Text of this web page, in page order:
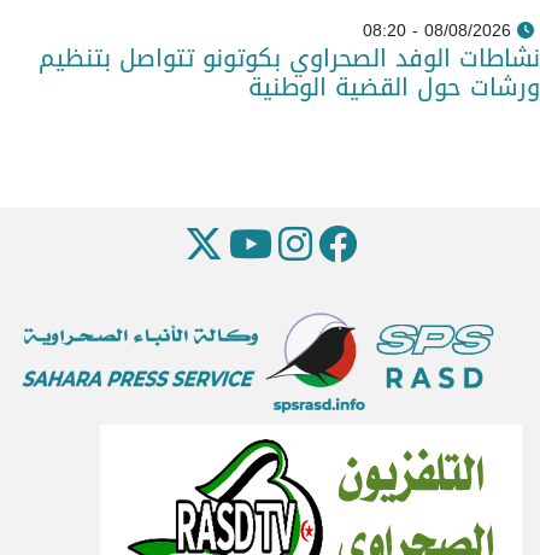
08/08/2026 - 08:20
نشاطات الوفد الصحراوي بكوتونو تتواصل بتنظيم
ورشات حول القضية الوطنية